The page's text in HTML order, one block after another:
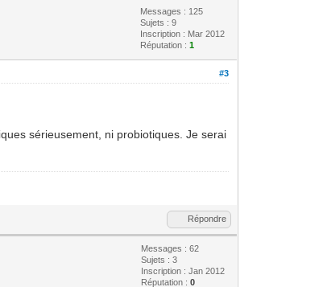
Messages : 125
Sujets : 9
Inscription : Mar 2012
Réputation :1
#3
sérieusement, ni probiotiques. Je serai
Répondre
Messages : 62
Sujets : 3
Inscription : Jan 2012
Réputation :0